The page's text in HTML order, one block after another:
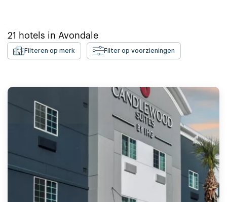
21 hotels in Avondale
Filteren op merk Filter op voorzieningen